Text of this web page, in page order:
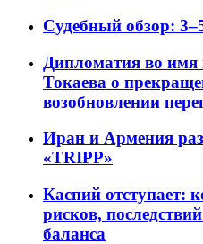
Судебный обзор:
Дипломатия во
Токаева о
возобновлении
Иран и Армения
«TRIPP»
Каспий отступает:
рисков,
баланса